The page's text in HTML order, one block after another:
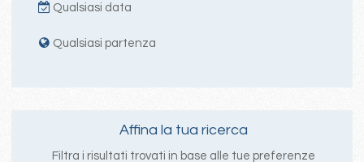
Qualsiasi data
Qualsiasi partenza
Affina la tua ricerca
Filtra i risultati trovati in base alle tue preferenze